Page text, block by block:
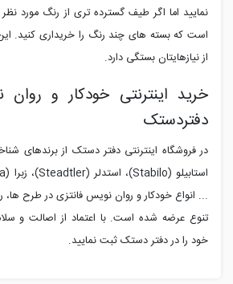
نمایید اما اگر طیف گسترده تری از رنگ مورد
است که بسته های چند رنگ را خریداری کنید.
از نیازهایتان بستگی دارد.
خرید اینترنتی خودکار و
دفتردستک
در فروشگاه اینترنتی دفتر دستک از برندهای
استابیلو (Stabilo)، استدلر (Steadtler)، زبرا (
... انواع خودکار و روان نویس فانتزی در طرح
تنوع عرضه شده است. با اعتماد از اصالت و
خود را در دفتر دستک ثبت نمایید.